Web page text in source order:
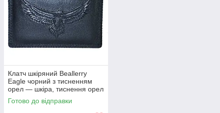
Клатч шкіряний Beallerry
Eagle чорний з тисненням
орел — шкіра, тиснення орел
Готово до відправки